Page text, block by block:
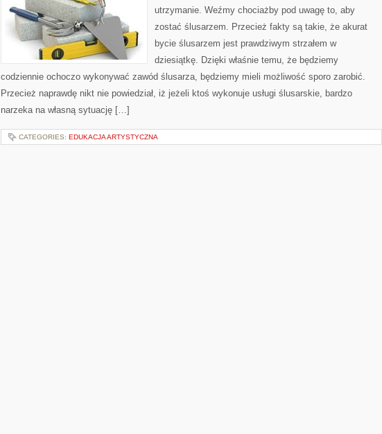
utrzymanie. Weźmy chociażby pod uwagę to, aby
zostać ślusarzem. Przecież fakty są takie, że akurat
bycie ślusarzem jest prawdziwym strzałem w
dziesiątkę. Dzięki właśnie temu, że będziemy
codziennie ochoczo wykonywać zawód ślusarza, będziemy mieli możliwość sporo zarobić.
Przecież naprawdę nikt nie powiedział, iż jeżeli ktoś wykonuje usługi ślusarskie, bardzo
narzeka na własną sytuację […]
CATEGORIES: EDUKACJA ARTYSTYCZNA